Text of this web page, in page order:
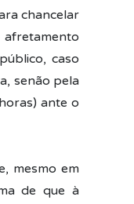
chancelar
afretamento
caso
senão pela
ante o
mesmo em
de que à